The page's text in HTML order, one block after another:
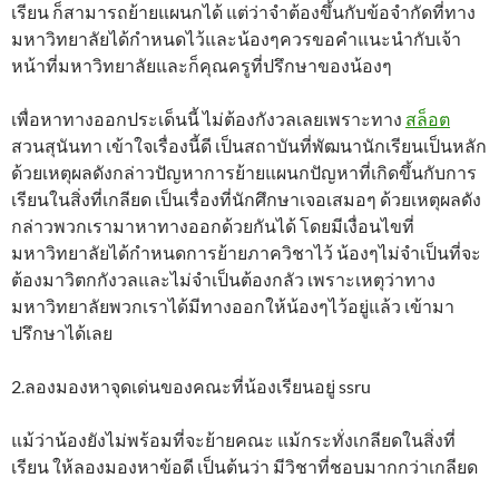
เรียน ก็สามารถย้ายแผนกได้ แต่ว่าจำต้องขึ้นกับข้อจำกัดที่ทาง
มหาวิทยาลัยได้กำหนดไว้และน้องๆควรขอคำแนะนำกับเจ้า
หน้าที่มหาวิทยาลัยและก็คุณครูที่ปรึกษาของน้องๆ
เพื่อหาทางออกประเด็นนี้ ไม่ต้องกังวลเลยเพราะทาง สล็อต
สวนสุนันทา เข้าใจเรื่องนี้ดี เป็นสถาบันที่พัฒนานักเรียนเป็นหลัก
ด้วยเหตุผลดังกล่าวปัญหาการย้ายแผนกปัญหาที่เกิดขึ้นกับการ
เรียนในสิ่งที่เกลียด เป็นเรื่องที่นักศึกษาเจอเสมอๆ ด้วยเหตุผลดัง
กล่าวพวกเรามาหาทางออกด้วยกันได้ โดยมีเงื่อนไขที่
มหาวิทยาลัยได้กำหนดการย้ายภาควิชาไว้ น้องๆไม่จำเป็นที่จะ
ต้องมาวิตกกังวลและไม่จำเป็นต้องกลัว เพราะเหตุว่าทาง
มหาวิทยาลัยพวกเราได้มีทางออกให้น้องๆไว้อยู่แล้ว เข้ามา
ปรึกษาได้เลย
2.ลองมองหาจุดเด่นของคณะที่น้องเรียนอยู่ ssru
แม้ว่าน้องยังไม่พร้อมที่จะย้ายคณะ แม้กระทั่งเกลียดในสิ่งที่
เรียน ให้ลองมองหาข้อดี เป็นต้นว่า มีวิชาที่ชอบมากกว่าเกลียด